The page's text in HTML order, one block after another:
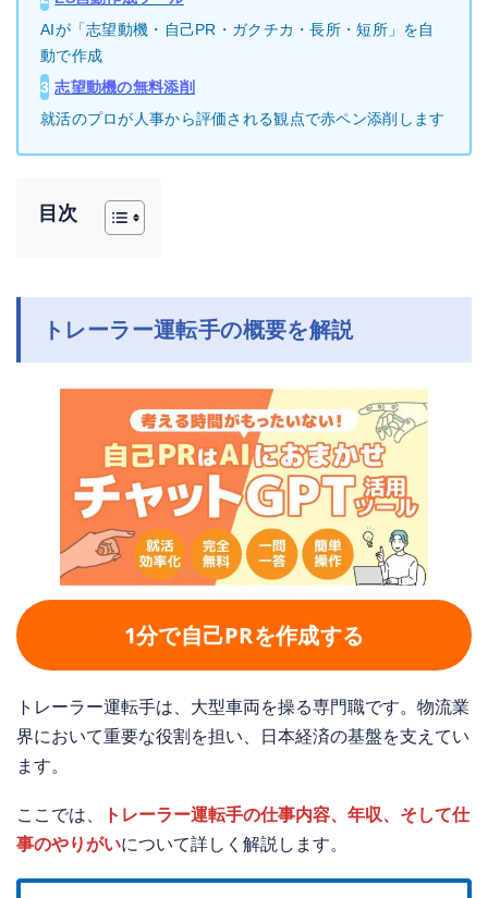
AIが「志望動機・自己PR・ガクチカ・長所・短所」を自
動で作成
3 志望動機の無料添削
就活のプロが人事から評価される観点で赤ペン添削します
目次
トレーラー運転手の概要を解説
1分で自己PRを作成する
トレーラー運転手は、大型車両を操る専門職です。物流業
界において重要な役割を担い、日本経済の基盤を支えてい
ます。
ここでは、
トレーラー運転手の仕事内容、年収、そして仕
事のやりがいについて詳しく解説します。